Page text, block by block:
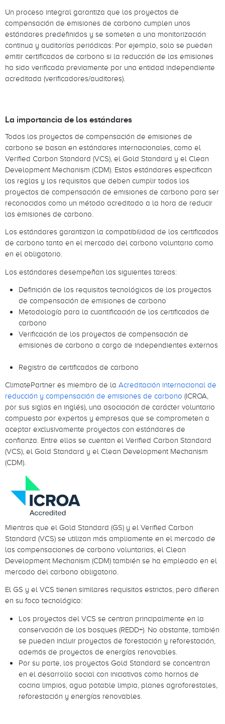
Un proceso integral garantiza que los proyectos de
compensación de emisiones de carbono cumplen unos
estándares predefinidos y se someten a una monitorización
continua y auditorías periódicas: Por ejemplo, solo se pueden
emitir certificados de carbono si la reducción de las emisiones
ha sido verificada previamente por una entidad independiente
acreditada (verificadores/auditores).
La importancia de los estándares
Todos los proyectos de compensación de emisiones de
carbono se basan en estándares internacionales, como el
Verified Carbon Standard (VCS), el Gold Standard y el Clean
Development Mechanism (CDM). Estos estándares especifican
las reglas y los requisitos que deben cumplir todos los
proyectos de compensación de emisiones de carbono para ser
reconocidos como un método acreditado a la hora de reducir
las emisiones de carbono.
Los estándares garantizan la compatibilidad de los certificados
de carbono tanto en el mercado del carbono voluntario como
en el obligatorio.
Los estándares desempeñan las siguientes tareas:
Definición de los requisitos tecnológicos de los proyectos
de compensación de emisiones de carbono
Metodología para la cuantificación de los certificados de
carbono
Verificación de los proyectos de compensación de
emisiones de carbono a cargo de independientes externos
Registro de certificados de carbono
ClimatePartner es miembro de la Acreditación internacional de
reducción y compensación de emisiones de carbono (ICROA,
por sus siglas en inglés), una asociación de carácter voluntario
compuesta por expertos y empresas que se comprometen a
aceptar exclusivamente proyectos con estándares de
confianza. Entre ellos se cuentan el Verified Carbon Standard
(VCS), el Gold Standard y el Clean Development Mechanism
(CDM).
Mientras que el Gold Standard (GS) y el Verified Carbon
Standard (VCS) se utilizan más ampliamente en el mercado de
las compensaciones de carbono voluntarias, el Clean
Development Mechanism (CDM) también se ha empleado en el
mercado del carbono obligatorio.
El GS y el VCS tienen similares requisitos estrictos, pero difieren
en su foco tecnológico:
Los proyectos del VCS se centran principalmente en la
conservación de los bosques (REDD+). No obstante, también
se pueden incluir proyectos de forestación y reforestación,
además de proyectos de energías renovables.
Por su parte, los proyectos Gold Standard se concentran
en el desarrollo social con iniciativas como hornos de
cocina limpios, agua potable limpia, planes agroforestales,
reforestación y energías renovables.